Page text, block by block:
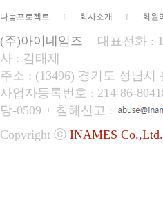
나눔프로젝트 회사소개 회원
(주)아이네임즈
대표전화 :
사 : 김태제
주소 : (13496) 경기도 성남
사업자등록번호 : 214-86-
당-0509
침해신고 :
Copyright ⓒ INAMES Co.,Ltd.